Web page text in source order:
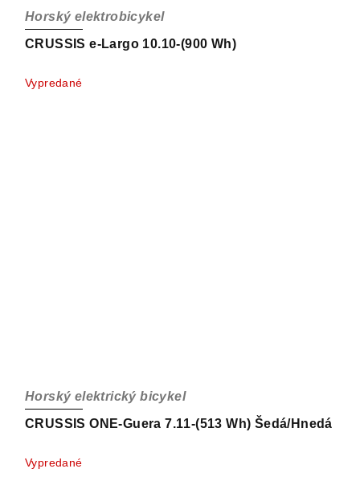
CRUSSIS e-Largo 10.10-(900 Wh)
Horský elektrobicykel
Vypredané
CRUSSIS ONE-Guera 7.11-(513 Wh) Šedá/Hnedá
Horský elektrický bicykel
Vypredané